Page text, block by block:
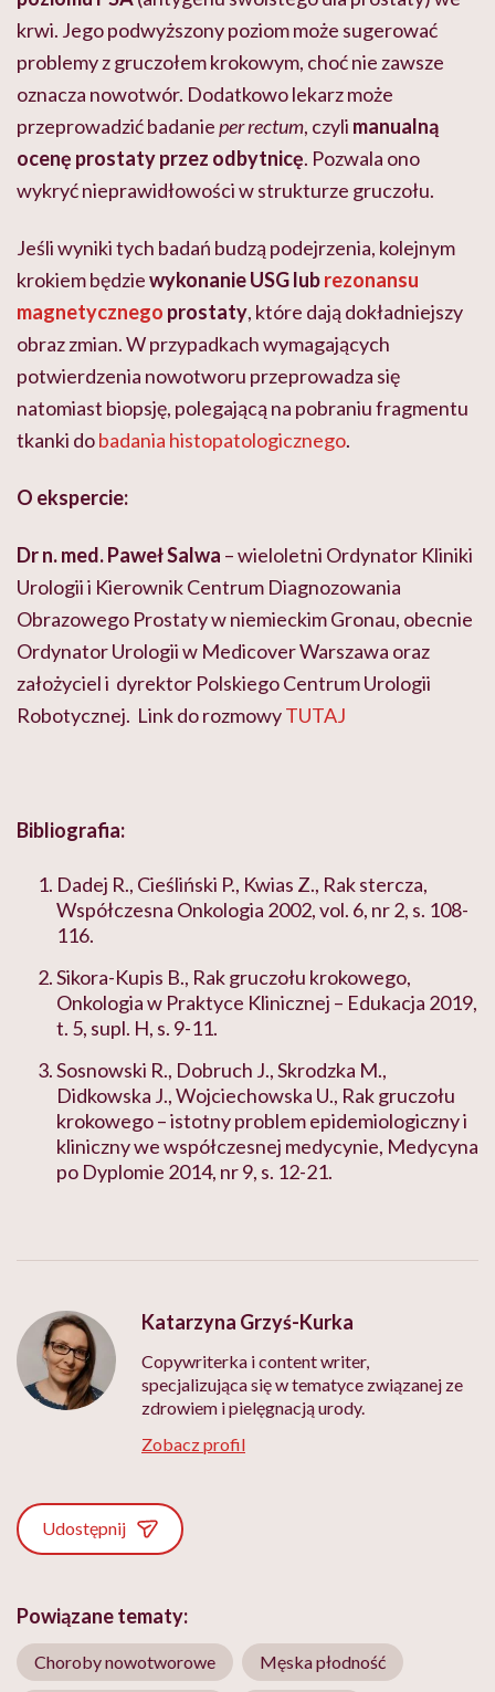
krwi. Jego podwyższony poziom może sugerować
problemy z gruczołem krokowym, choć nie zawsze
oznacza nowotwór. Dodatkowo lekarz może
przeprowadzić badanieper rectum, czyli manualną
ocenę prostaty przez odbytnicę. Pozwala ono
wykryć nieprawidłowości w strukturze gruczołu.
Jeśli wyniki tych badań budzą podejrzenia, kolejnym
krokiem będziewykonanie USG lubrezonansu
magnetycznego prostaty, które dają dokładniejszy
obraz zmian. W przypadkach wymagających
potwierdzenia nowotworu przeprowadza się
natomiast biopsję, polegającą na pobraniu fragmentu
tkanki dobadania histopatologicznego.
O ekspercie:
Dr n. med. Paweł Salwa – wieloletni Ordynator Kliniki
Urologii i Kierownik Centrum Diagnozowania
Obrazowego Prostaty w niemieckim Gronau, obecnie
Ordynator Urologii w Medicover Warszawa oraz
założyciel i dyrektor Polskiego Centrum Urologii
Robotycznej. Link do rozmowyTUTAJ
Bibliografia:
Dadej R., Cieśliński P., Kwias Z., Rak stercza,
Współczesna Onkologia 2002, vol. 6, nr 2, s. 108-
116.
Sikora-Kupis B., Rak gruczołu krokowego,
Onkologia w Praktyce Klinicznej – Edukacja 2019,
t. 5, supl. H, s. 9-11.
Sosnowski R., Dobruch J., Skrodzka M.,
Didkowska J., Wojciechowska U., Rak gruczołu
krokowego – istotny problem epidemiologiczny i
kliniczny we współczesnej medycynie, Medycyna
po Dyplomie 2014, nr 9, s. 12-21.
Katarzyna Grzyś-Kurka
Copywriterka i content writer,
specjalizująca się w tematyce związanej ze
zdrowiem i pielęgnacją urody.
Zobacz profil
Udostępnij
Powiązane tematy:
Choroby nowotworowe Męska płodność